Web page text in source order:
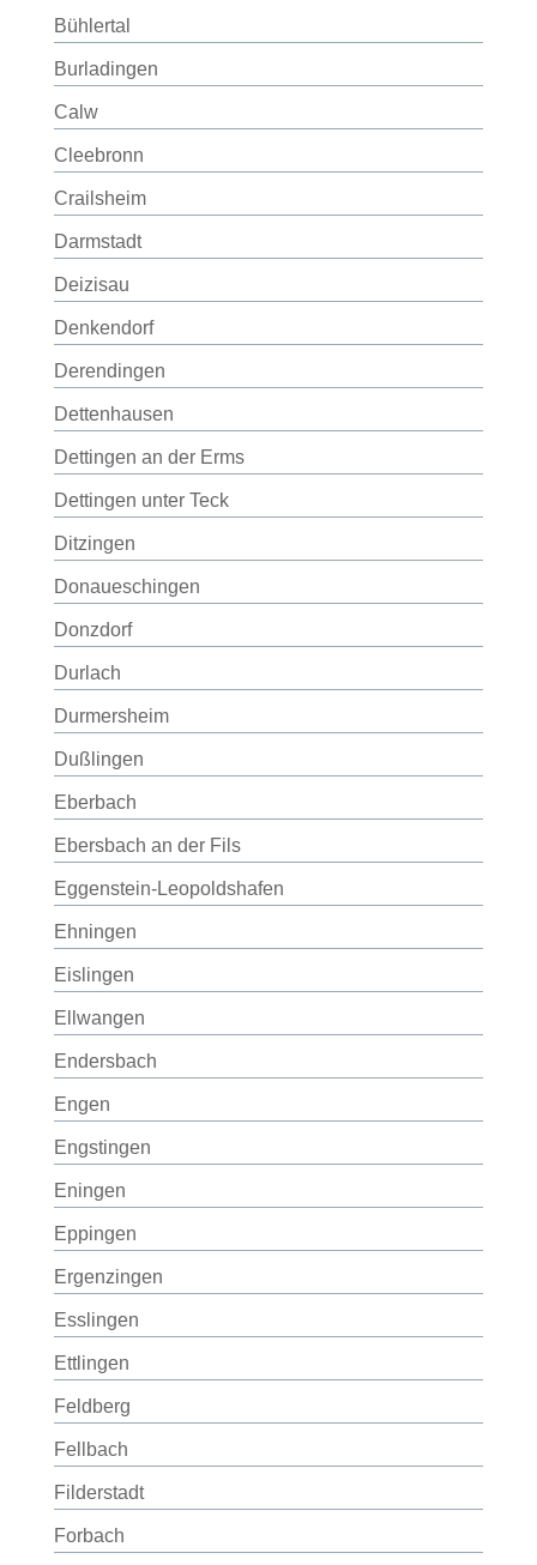
Bühlertal
Burladingen
Calw
Cleebronn
Crailsheim
Darmstadt
Deizisau
Denkendorf
Derendingen
Dettenhausen
Dettingen an der Erms
Dettingen unter Teck
Ditzingen
Donaueschingen
Donzdorf
Durlach
Durmersheim
Dußlingen
Eberbach
Ebersbach an der Fils
Eggenstein-Leopoldshafen
Ehningen
Eislingen
Ellwangen
Endersbach
Engen
Engstingen
Eningen
Eppingen
Ergenzingen
Esslingen
Ettlingen
Feldberg
Fellbach
Filderstadt
Forbach